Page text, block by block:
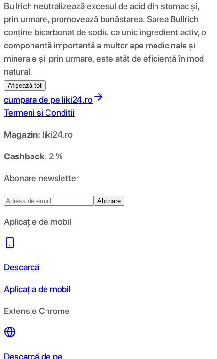
Bullrich neutralizează excesul de acid din stomac și,
prin urmare, promovează bunăstarea. Sarea Bullrich
conține bicarbonat de sodiu ca unic ingredient activ, o
componentă importantă a multor ape medicinale și
minerale și, prin urmare, este atât de eficientă în mod
natural.
Afișează tot
cumpara de pe liki24.ro
Termeni si Conditii
Magazin: liki24.ro
Cashback: 2 %
Abonare newsletter
Abonare
Aplicație de mobil
Descarcă
Aplicația de mobil
Extensie Chrome
Descarcă de pe